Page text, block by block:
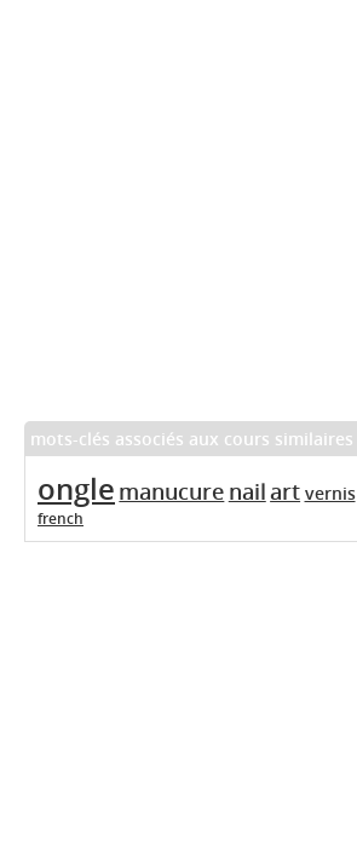
mots-clés associés aux cours similaires
ongle manucure nailart vernis
french